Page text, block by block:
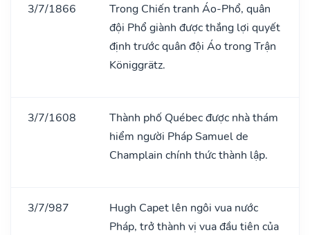
3/7/1866
Trong Chiến tranh Áo-Phổ, quân
đội Phổ giành được thắng lợi quyết
định trước quân đội Áo trong Trận
Königgrätz.
3/7/1608
Thành phố Québec được nhà thám
hiểm người Pháp Samuel de
Champlain chính thức thành lập.
3/7/987
Hugh Capet lên ngôi vua nước
Pháp, trở thành vị vua đầu tiên của